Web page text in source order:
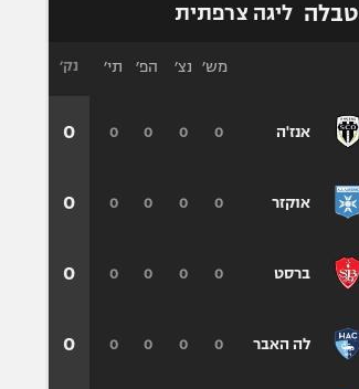
טבלה ליגה צרפתית
אנז'ה
אוקזר
ברסט
לה האבר
מש׳ נצ׳ הפ׳ תי׳
0
0
0
0
0
0
0
0
0
0
0
0
0
0
0
0
נק׳
0
0
0
0